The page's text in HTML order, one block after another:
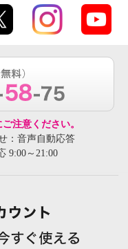
注意ください。
：音声自動応答
9:00～21:00